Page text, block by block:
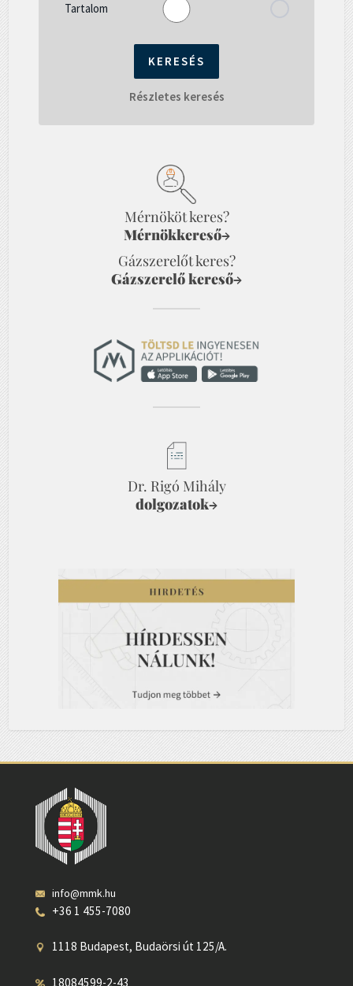
Tartalom
Részletes keresés
Mérnököt keres?
Mérnökkereső→
Gázszerelőt keres?
Gázszerelő kereső→
Dr. Rigó Mihály
dolgozatok→
info@mmk.hu
+36 1 455-7080
1118 Budapest, Budaörsi út 125/A.
18084599-2-43